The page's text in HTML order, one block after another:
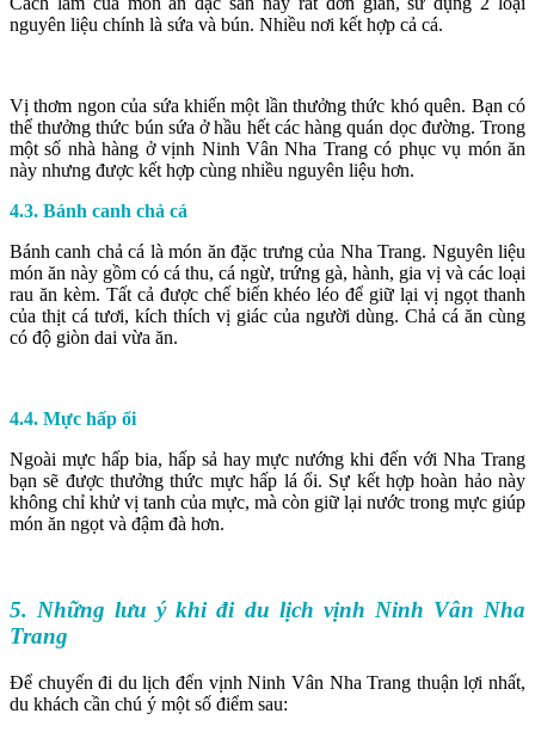
nguyên liệu chính là sứa và bún. Nhiều nơi kết hợp cả cá.
Vị thơm ngon của sứa khiến một lần thưởng thức khó quên. Bạn có
thể thưởng thức bún sứa ở hầu hết các hàng quán dọc đường. Trong
một số nhà hàng ở vịnh Ninh Vân Nha Trang có phục vụ món ăn
này nhưng được kết hợp cùng nhiều nguyên liệu hơn.
4.3. Bánh canh chả cá
Bánh canh chả cá là món ăn đặc trưng của Nha Trang. Nguyên liệu
món ăn này gồm có cá thu, cá ngừ, trứng gà, hành, gia vị và các loại
rau ăn kèm. Tất cả được chế biến khéo léo để giữ lại vị ngọt thanh
của thịt cá tươi, kích thích vị giác của người dùng. Chả cá ăn cùng
có độ giòn dai vừa ăn.
4.4. Mực hấp ổi
Ngoài mực hấp bia, hấp sả hay mực nướng khi đến với Nha Trang
bạn sẽ được thưởng thức mực hấp lá ổi. Sự kết hợp hoàn hảo này
không chỉ khử vị tanh của mực, mà còn giữ lại nước trong mực giúp
món ăn ngọt và đậm đà hơn.
5. Những lưu ý khi đi du lịch vịnh Ninh Vân Nha
Trang
Để chuyến đi du lịch đến vịnh Ninh Vân Nha Trang thuận lợi nhất,
du khách cần chú ý một số điểm sau: